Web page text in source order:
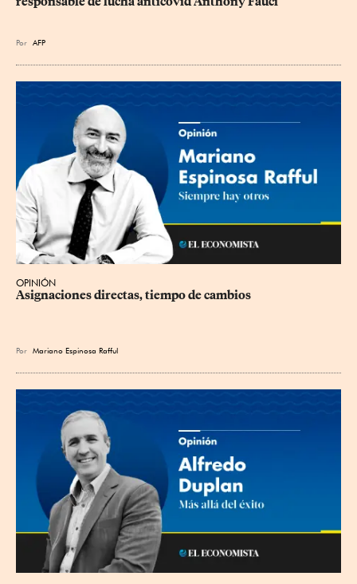
Por AFP
OPINIÓN
Asignaciones directas, tiempo de cambios
Por Mariano Espinosa Rafful